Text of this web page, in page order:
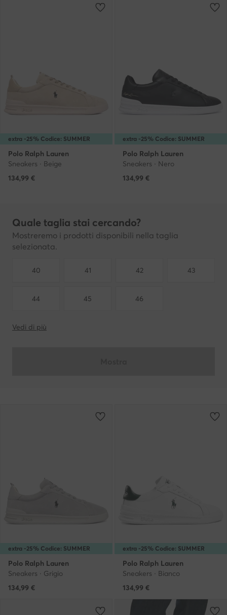
extra -25% Codice: SUMMER
Polo Ralph Lauren
Sneakers · Beige
134,99 €
extra -25% Codice: SUMMER
Polo Ralph Lauren
Sneakers · Nero
134,99 €
Quale taglia stai cercando?
Mostreremo i prodotti disponibili nella taglia
selezionata.
40 41 42 43
44 45 46
Vedi di più
extra -25% Codice: SUMMER
Polo Ralph Lauren
Sneakers · Grigio
134,99 €
extra -25% Codice: SUMMER
Polo Ralph Lauren
Sneakers · Bianco
134,99 €